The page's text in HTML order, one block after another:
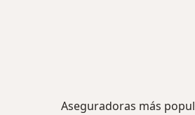
Aseguradoras más